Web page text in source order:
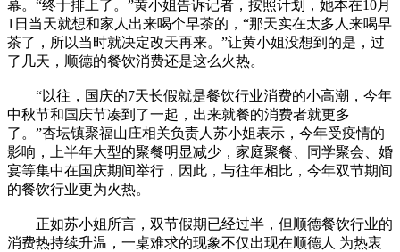
幕。“终于排上了。”黄小姐告诉记者，按照计划，她本在10月
1日当天就想和家人出来喝个早茶的，“那天实在太多人来喝早
茶了，所以当时就决定改天再来。”让黄小姐没想到的是，过
了几天，顺德的餐饮消费还是这么火热。
“以往，国庆的7天长假就是餐饮行业消费的小高潮，今年
中秋节和国庆节凑到了一起，出来就餐的消费者就更多
了。”杏坛镇聚福山庄相关负责人苏小姐表示，今年受疫情的
影响，上半年大型的聚餐明显减少，家庭聚餐、同学聚会、婚
宴等集中在国庆期间举行，因此，与往年相比，今年双节期间
的餐饮行业更为火热。
正如苏小姐所言，双节假期已经过半，但顺德餐饮行业的
消费热持续升温，一桌难求的现象不仅出现在顺德人 为热衷